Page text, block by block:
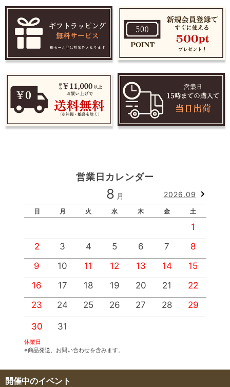
営業日カレンダー
8 月 2026.09
日 月 火 水 木 金 土
1
2
3 4 5 6 7
8
9
10 11 12 13 14
15
16
17 18 19 20 21
22
23
24 25 26 27 28 29
30 31
休業日
※商品発送、お問い合わせを含みます。
開催中のイベント